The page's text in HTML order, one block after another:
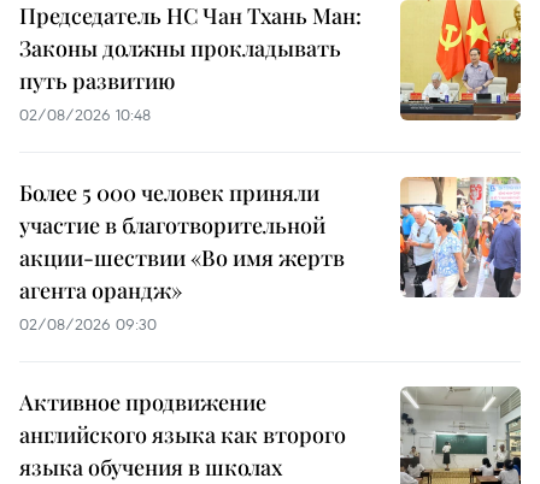
Председатель НС Чан Тхань Ман:
Законы должны прокладывать
путь развитию
02/08/2026 10:48
Более 5 000 человек приняли
участие в благотворительной
акции-шествии «Во имя жертв
агента орандж»
02/08/2026 09:30
Активное продвижение
английского языка как второго
языка обучения в школах